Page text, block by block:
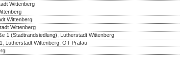
Wittenberg
Wittenberg
Wittenberg
1 (Stadtrandsiedlung), Lutherstadt Wittenberg
Lutherstadt Wittenberg, OT Pratau